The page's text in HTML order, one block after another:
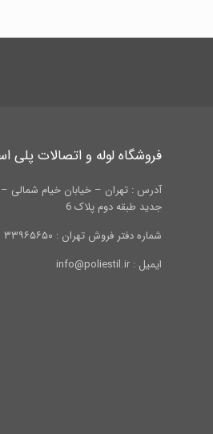
فروشگاه لوله و اتصالات پلی
آدرس : تهران – خیابان خیام شمالی –
جدید طبقه دوم پلاک 6
شماره دفتر فروش تهران : ۳۳۹۶۵۶۵۰ ۰۲۱ – ۳۳۹۹۲۲۸۴ ۰۲۱
ایمیل : info@poliestil.ir